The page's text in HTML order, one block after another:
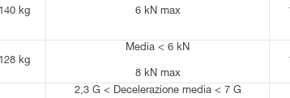
140 kg 6 kN max
128 kg
Media < 6 kN
8 kN max
2,3 G < Decelerazione media < 7 G